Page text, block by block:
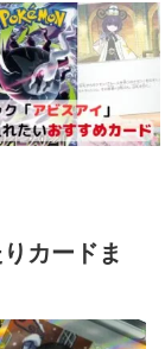
カードま